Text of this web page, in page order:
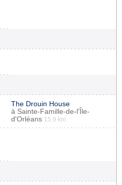
The Drouin House
à Sainte-Famille-de-l'Île-
d'Orléans 15.9 km